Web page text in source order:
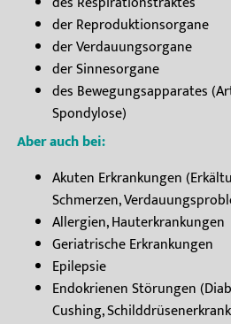
der Reproduktionsorgane
der Verdauungsorgane
der Sinnesorgane
des Bewegungsapparates
Spondylose)
Aber auch bei:
Akuten Erkrankungen
Schmerzen,
Allergien, Hauterkrankungen
Geriatrische Erkrankungen
Epilepsie
Endokrienen Störungen
Cushing,